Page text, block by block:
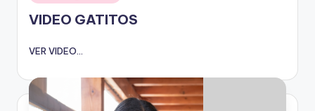
en
VIDEO GATITOS
VER VIDEO...